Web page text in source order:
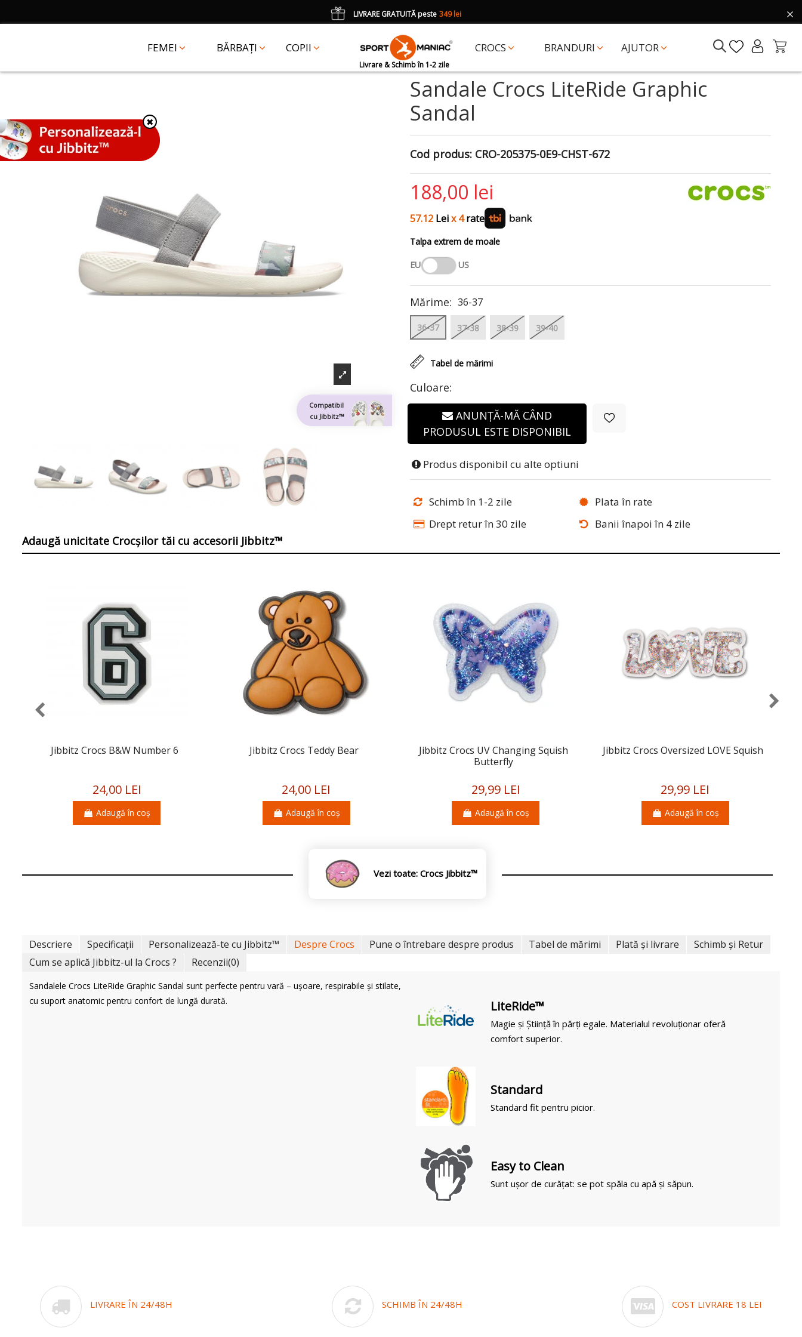
FEMEI BĂRBAȚI COPII CROCS BRANDURI AJUTOR
Livrare & Schimb în 1-2 zile
LIVRARE GRATUITĂ peste 349 lei
CADOUun accesoriu Crocs Jibbitz în val. de 25 lei cu codul: JIBBITZ
✖
Compatibil
cu Jibbitz™
Sandale Crocs LiteRide Graphic
Sandal
Cod produs: CRO-205375-0E9-CHST-672
188,00 lei
57.12 Leix 4rate
Talpa extrem de moale
EU US
Culoare:
Tabel de mărimi
Mărime: 36-37
36-37 37-38 38-39 39-40
ANUNȚĂ-MĂ CÂND
PRODUSUL ESTE DISPONIBIL
Produs disponibil cu alte optiuni
Schimb în 1-2 zile
Plata în rate
Drept retur în 30 zile
Banii înapoi în 4 zile
Adaugă unicitate Crocșilor tăi cu accesorii Jibbitz™
Jibbitz Crocs B&W Number 6
24,00 LEI
Adaugă în coș
Jibbitz Crocs Teddy Bear
24,00 LEI
Adaugă în coș
Jibbitz Crocs UV Changing Squish
Butterfly
29,99 LEI
Adaugă în coș
Jibbitz Crocs Oversized LOVE Squish
29,99 LEI
Adaugă în coș
Vezi toate: Crocs Jibbitz™
Descriere Specificații Personalizează-te cu Jibbitz™ Despre Crocs Pune o întrebare despre produs Tabel de mărimi Plată și livrare
Schimb și Retur
Cum se aplică Jibbitz-ul la Crocs ?
Recenzii(0)
Sandalele Crocs LiteRide Graphic Sandal sunt perfecte pentru vară – ușoare, respirabile și stilate,
cu suport anatomic pentru confort de lungă durată.
LiteRide™
Magie și Știință în părți egale. Materialul revoluționar oferă
comfort superior.
Standard
Standard fit pentru picior.
Easy to Clean
Sunt ușor de curățat: se pot spăla cu apă și săpun.
LIVRARE ÎN 24/48H SCHIMB ÎN 24/48H COST LIVRARE 18 LEI